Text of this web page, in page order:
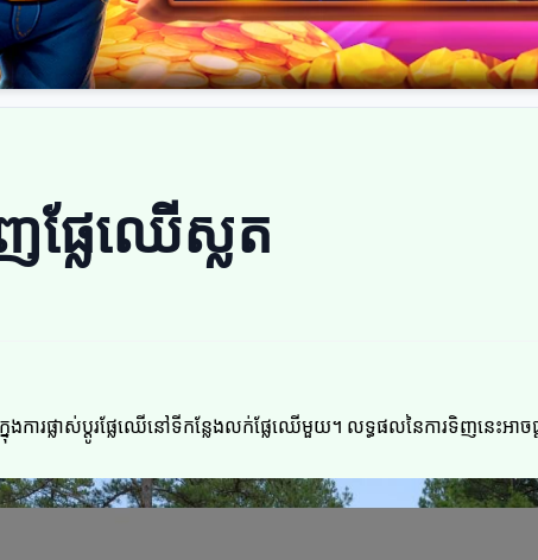
លែឈើស្លត
ងការផ្លាស់ប្តូរផ្លែឈើនៅទីកន្លែងលក់ផ្លែឈើមួយ។ លទ្ធផលនៃការទិញនេ